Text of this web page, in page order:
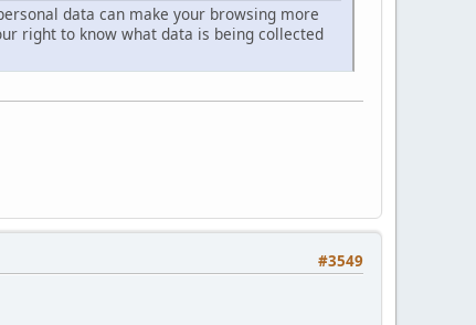
data can make your browsing more
right to know what data is being collected
#3549